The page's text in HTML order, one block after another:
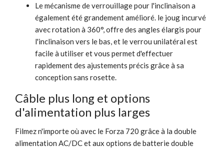
Le mécanisme de verrouillage pour l'inclinaison a
également été grandement amélioré. le joug incurvé
avec rotation à 360°, offre des angles élargis pour
l'inclinaison vers le bas, et le verrou unilatéral est
facile à utiliser et vous permet d'effectuer
rapidement des ajustements précis grâce à sa
conception sans rosette.
Câble plus long et options
d'alimentation plus larges
Filmez n'importe où avec le Forza 720 grâce à la double
alimentation AC/DC et aux options de batterie double